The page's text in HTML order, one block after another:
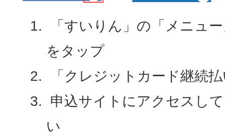
「すいりん」の「メニュ
をタップ
「クレジットカード継続
申込サイトにアクセスし
い